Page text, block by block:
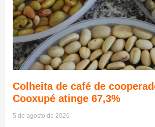
Colheita de café de
Cooxupé atinge 67,3%
5 de agosto de 2026